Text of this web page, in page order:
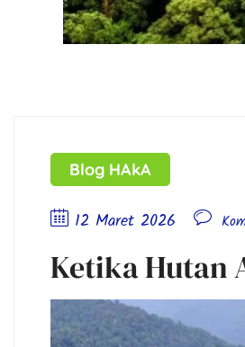
Blog HAkA
12 Maret 2026
Ketika Hutan